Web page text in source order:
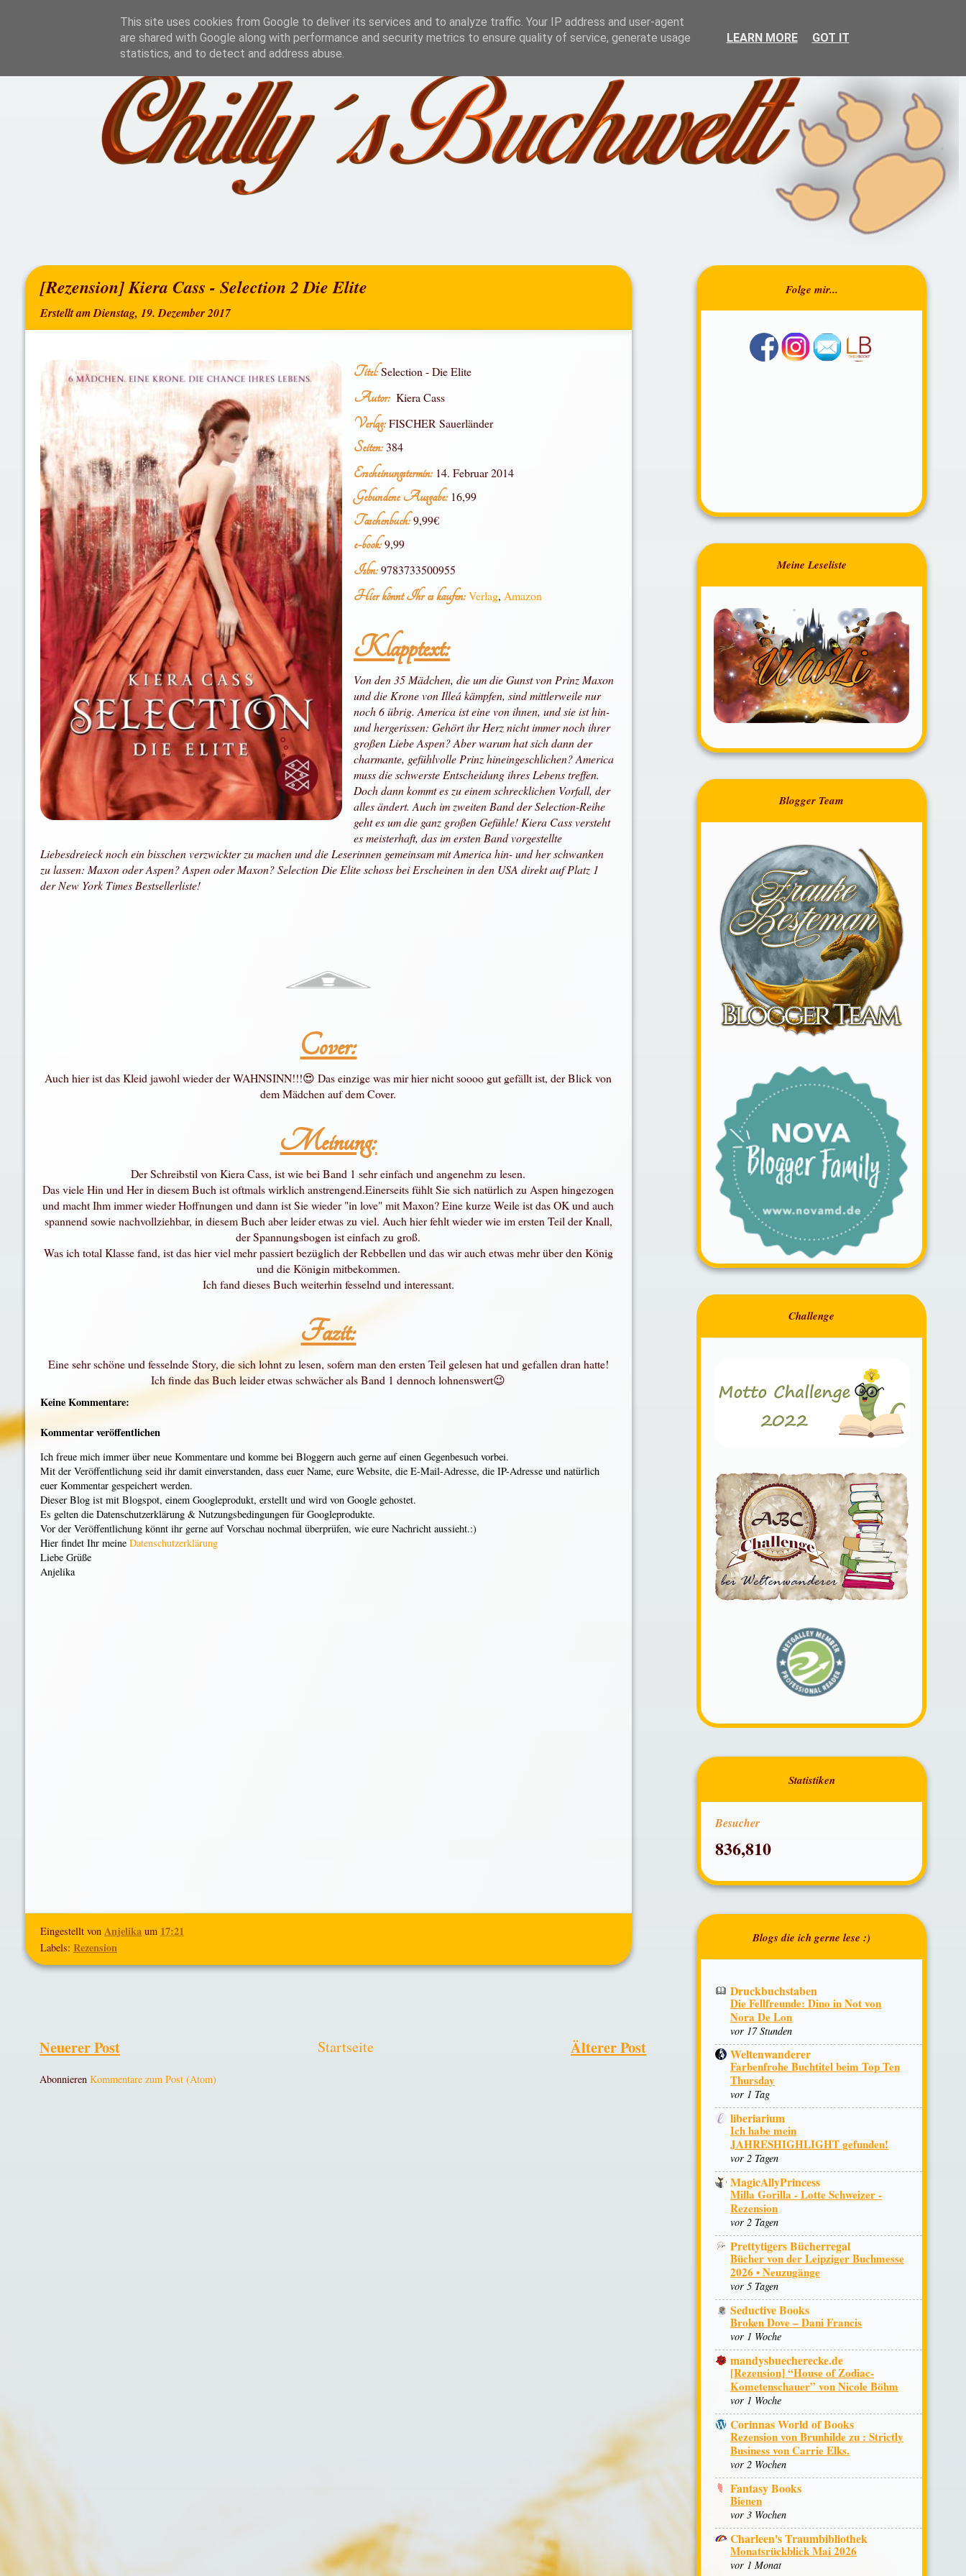
[Rezension] Kiera Cass - Selection 2 Die Elite
Erstellt am Dienstag, 19. Dezember 2017
Titel:Selection - Die Elite
Autor: Kiera Cass
Verlag:FISCHER Sauerländer
Seiten:384
Erscheinungstermin: 14. Februar 2014
Gebundene Ausgabe:16,99
Taschenbuch:9,99€
e-book:9,99
Isbn:9783733500955
Hier könnt Ihr es kaufen:Verlag, Amazon
Klapptext:
Von den 35 Mädchen, die um die Gunst von Prinz Maxon
und die Krone von Illeá kämpfen, sind mittlerweile nur
noch 6 übrig. America ist eine von ihnen, und sie ist hin-
und hergerissen: Gehört ihr Herz nicht immer noch ihrer
großen Liebe Aspen? Aber warum hat sich dann der
charmante, gefühlvolle Prinz hineingeschlichen? America
muss die schwerste Entscheidung ihres Lebens treffen.
Doch dann kommt es zu einem schrecklichen Vorfall, der
alles ändert. Auch im zweiten Band der Selection-Reihe
geht es um die ganz großen Gefühle! Kiera Cass versteht
es meisterhaft, das im ersten Band vorgestellte
Liebesdreieck noch ein bisschen verzwickter zu machen und die Leserinnen gemeinsam mit America hin- und her schwanken
zu lassen: Maxon oder Aspen? Aspen oder Maxon? Selection Die Elite schoss bei Erscheinen in den USA direkt auf Platz 1
der New York Times Bestsellerliste!
Cover:
Auch hier ist das Kleid jawohl wieder der WAHNSINN!!!😍 Das einzige was mir hier nicht soooo gut gefällt ist, der Blick von
dem Mädchen auf dem Cover.
Meinung:
Der Schreibstil von Kiera Cass, ist wie bei Band 1 sehr einfach und angenehm zu lesen.
Das viele Hin und Her in diesem Buch ist oftmals wirklich anstrengend.Einerseits fühlt Sie sich natürlich zu Aspen hingezogen
und macht Ihm immer wieder Hoffnungen und dann ist Sie wieder "in love" mit Maxon? Eine kurze Weile ist das OK und auch
spannend sowie nachvollziehbar, in diesem Buch aber leider etwas zu viel. Auch hier fehlt wieder wie im ersten Teil der Knall,
der Spannungsbogen ist einfach zu groß.
Was ich total Klasse fand, ist das hier viel mehr passiert bezüglich der Rebbellen und das wir auch etwas mehr über den König
und die Königin mitbekommen.
Ich fand dieses Buch weiterhin fesselnd und interessant.
Fazit:
Eine sehr schöne und fesselnde Story, die sich lohnt zu lesen, sofern man den ersten Teil gelesen hat und gefallen dran hatte!
Ich finde das Buch leider etwas schwächer als Band 1 dennoch lohnenswert😉
Keine Kommentare:
Kommentar veröffentlichen
Ich freue mich immer über neue Kommentare und komme bei Bloggern auch gerne auf einen Gegenbesuch vorbei.
Mit der Veröffentlichung seid ihr damit einverstanden, dass euer Name, eure Website, die E-Mail-Adresse, die IP-Adresse und natürlich
euer Kommentar gespeichert werden.
Dieser Blog ist mit Blogspot, einem Googleprodukt, erstellt und wird von Google gehostet.
Es gelten die Datenschutzerklärung & Nutzungsbedingungen für Googleprodukte.
Vor der Veröffentlichung könnt ihr gerne auf Vorschau nochmal überprüfen, wie eure Nachricht aussieht.:)
Hier findet Ihr meineDatenschutzerklärung
Liebe Grüße
Anjelika
Eingestellt vonAnjelika um 17:21
Labels:Rezension
Neuerer Post Älterer Post
Startseite
Abonnieren Kommentare zum Post (Atom)
Rezensionen Challenge Lesestatistik Blog Aktionen Jahresrückblick
Besucher
836,810
Druckbuchstaben
Die Fellfreunde: Dino in Not von
Nora De Lon
vor 17 Stunden
Weltenwanderer
Farbenfrohe Buchtitel beim Top Ten
Thursday
vor 1 Tag
liberiarium
Ich habe mein
JAHRESHIGHLIGHT gefunden!
vor 2 Tagen
MagicAllyPrincess
Milla Gorilla - Lotte Schweizer -
Rezension
vor 2 Tagen
Prettytigers Bücherregal
Bücher von der Leipziger Buchmesse
2026 • Neuzugänge
vor 5 Tagen
Seductive Books
Broken Dove – Dani Francis
vor 1 Woche
mandysbuecherecke.de
[Rezension] “House of Zodiac-
Kometenschauer” von Nicole Böhm
vor 1 Woche
Corinnas World of Books
Rezension von Brunhilde zu : Strictly
Business von Carrie Elks.
vor 2 Wochen
Fantasy Books
Bienen
vor 3 Wochen
Charleen's Traumbibliothek
Monatsrückblick Mai 2026
vor 1 Monat
This site uses cookies from Google to deliver its services and to analyze traffic. Your IP address and user-agent
are shared with Google along with performance and security metrics to ensure quality of service, generate usage
statistics, and to detect and address abuse.
LEARN MORE GOT IT